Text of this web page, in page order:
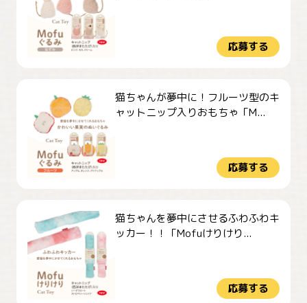
応募する
猫ちゃんが夢中に！フルーツ型のキ
ャットニップ入りおもちゃ「M...
応募する
猫ちゃんを夢中にさせるふわふわキ
ッカー！！「Mofuけりけり...
応募する